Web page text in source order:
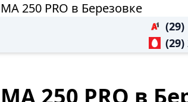
250 PRO в Березовке
(29)
(29)